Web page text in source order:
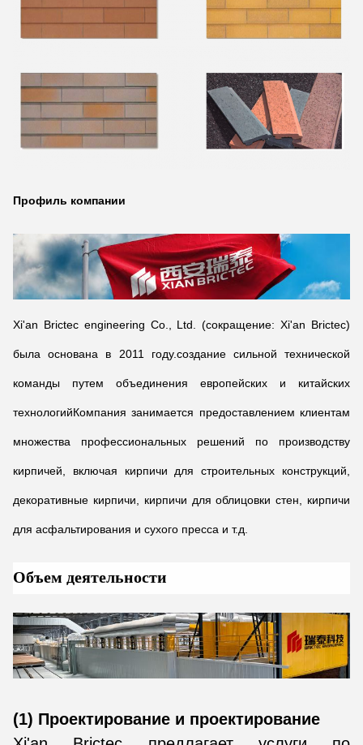
Профиль компании
Xi'an Brictec engineering Co., Ltd. (сокращение: Xi'an Brictec)
была основана в 2011 году.создание сильной технической
команды путем объединения европейских и китайских
технологийКомпания занимается предоставлением клиентам
множества профессиональных решений по производству
кирпичей, включая кирпичи для строительных конструкций,
декоративные кирпичи, кирпичи для облицовки стен, кирпичи
для асфальтирования и сухого пресса и т.д.
Объем деятельности
(1) Проектирование и проектирование